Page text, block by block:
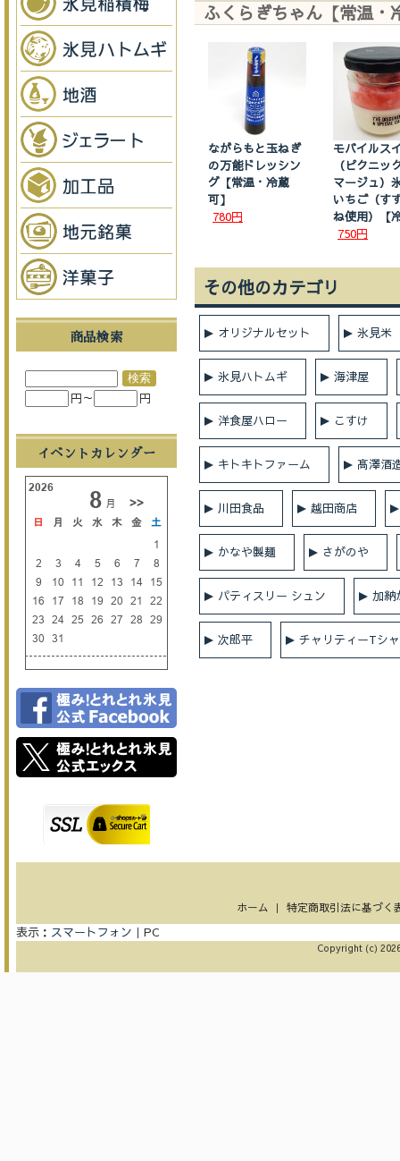
ふくらぎちゃん【常温・
ながらもと玉ねぎ
の万能ドレッシン
グ【常温・冷蔵
可】
780円
モバイルス
（ピクニッ
マージュ）
いちご（す
ね使用）【
750円
その他のカテゴリ
オリジナルセット 氷見米
氷見ハトムギ 海津屋
洋食屋ハロー こすけ
キトキトファーム 髙澤酒
川田食品 越田商店
かなや製麺 さがのや
パティスリー シュン 加納
次郎平 チャリティーTシ
商品検索
円～ 円
イベントカレンダー
ホーム ｜ 特定商取引法に基づく
表示： スマートフォン ｜ PC
Copyright (c)